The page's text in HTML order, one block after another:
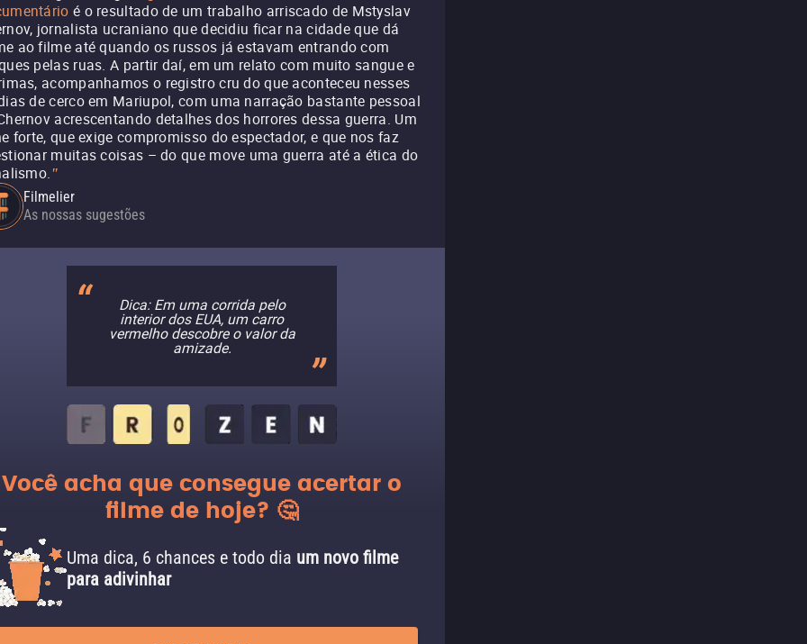
é o resultado de um trabalho arriscado de Mstyslav
jornalista ucraniano que decidiu ficar na cidade que dá
ao filme até quando os russos já estavam entrando com
pelas ruas. A partir daí, em um relato com muito sangue e
acompanhamos o registro cru do que aconteceu nesses
de cerco em Mariupol, com uma narração bastante pessoal
acrescentando detalhes dos horrores dessa guerra. Um
forte, que exige compromisso do espectador, e que nos faz
muitas coisas – do que move uma guerra até a ética do
"
Filmelier
As nossas sugestões
Dica: Em uma corrida pelo
interior dos EUA, um carro
vermelho descobre o valor da
amizade.
Você acha que consegue acertar o
filme de hoje? 🤔
Uma dica, 6 chances e todo dia um novo filme
para adivinhar